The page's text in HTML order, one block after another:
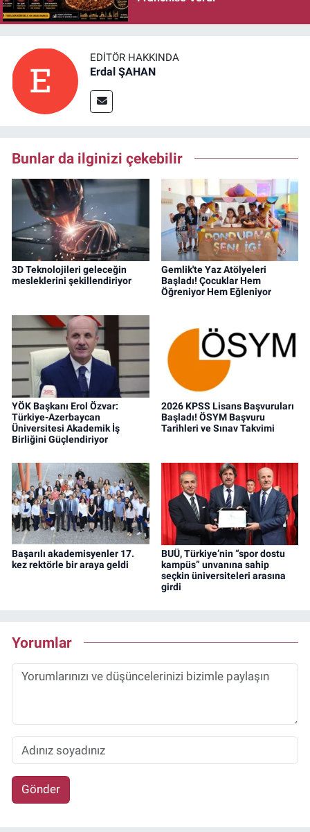
EDITÖR HAKKINDA
Erdal ŞAHAN
Bunlar da ilginizi çekebilir
3D Teknolojileri geleceğin
mesleklerini şekillendiriyor
Gemlik'te Yaz Atölyeleri
Başladı! Çocuklar Hem
Öğreniyor Hem Eğleniyor
YÖK Başkanı Erol Özvar:
Türkiye-Azerbaycan
Üniversitesi Akademik İş
Birliğini Güçlendiriyor
2026 KPSS Lisans Başvuruları
Başladı! ÖSYM Başvuru
Tarihleri ve Sınav Takvimi
Başarılı akademisyenler 17.
kez rektörle bir araya geldi
BUÜ, Türkiye’nin “spor dostu
kampüs” unvanına sahip
seçkin üniversiteleri arasına
girdi
Yorumlar
Gönder